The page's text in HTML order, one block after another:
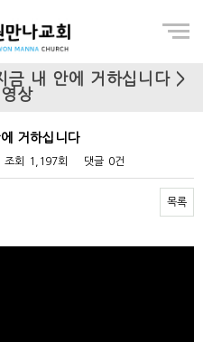
내 안에 거하십니다 >
상
거하십니다
조회 1,197회 댓글 0건
목록